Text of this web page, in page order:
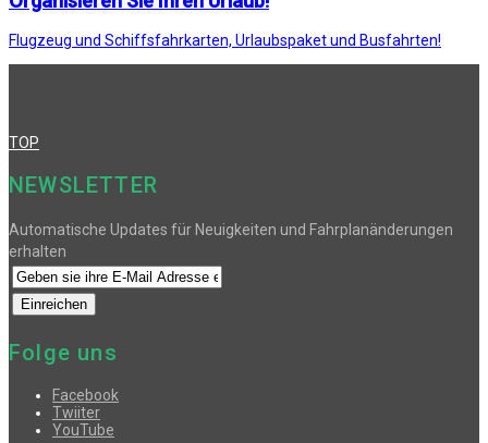
Flugzeug und Schiffsfahrkarten, Urlaubspaket und Busfahrten!
TOP
NEWSLETTER
Automatische Updates für Neuigkeiten und Fahrplanänderungen
erhalten
Folge uns
Facebook
Twiiter
YouTube